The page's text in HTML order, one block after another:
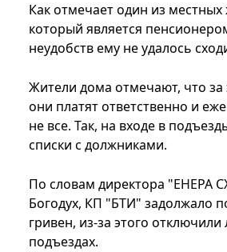
Как отмечает один из местных
который является
неудобств ему не удалось
Жители дома отмечают, что за
они платят ответственно и
не все. Так, на входе в
списки с должниками.
По словам директора "ЕНЕРА
Богодух, КП "БТИ" задолжало
гривен, из-за этого
подъездах.